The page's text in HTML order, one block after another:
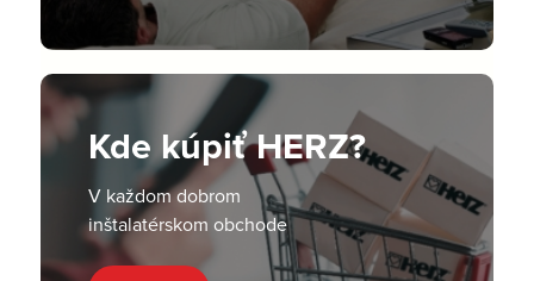
Kde kúpiť HERZ?
V každom dobrom
inštalatérskom obchode